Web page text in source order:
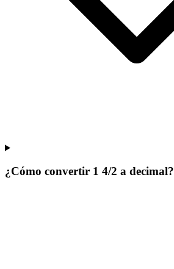
¿Cómo convertir 1 4/2 a decimal?